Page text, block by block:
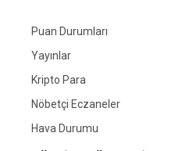
Puan Durumları
Yayınlar
Kripto Para
Nöbetçi Eczaneler
Hava Durumu